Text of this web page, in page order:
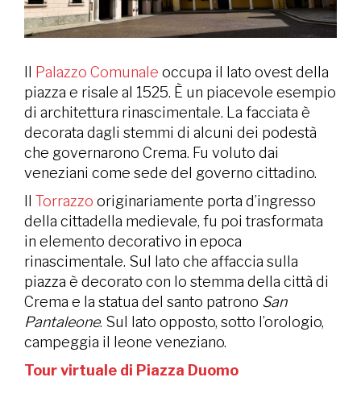
Il Palazzo Comunale occupa il lato ovest della
piazza e risale al 1525. È un piacevole esempio
di architettura rinascimentale. La facciata è
decorata dagli stemmi di alcuni dei podestà
che governarono Crema. Fu voluto dai
veneziani come sede del governo cittadino.
Il Torrazzo originariamente porta d’ingresso
della cittadella medievale, fu poi trasformata
in elemento decorativo in epoca
rinascimentale. Sul lato che affaccia sulla
piazza è decorato con lo stemma della città di
Crema e la statua del santo patrono San
Pantaleone. Sul lato opposto, sotto l’orologio,
campeggia il leone veneziano.
Tour virtuale di Piazza Duomo